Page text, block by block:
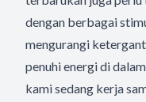
dengan berbagai
mengurangi
penuhi energi di
kami sedang kerja